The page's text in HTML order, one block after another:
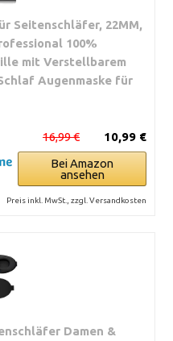
Seitenschläfer, 22MM,
100%
mit Verstellbarem
Augenmaske für
10,99 €
16,99 €
Bei Amazon
ansehen
Preis inkl. MwSt., zzgl. Versandkosten
Damen &